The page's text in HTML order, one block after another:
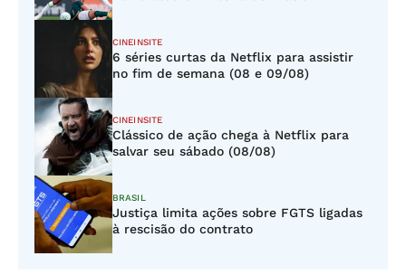
CINEINSITE
6 séries curtas da Netflix para assistir
no fim de semana (08 e 09/08)
CINEINSITE
Clássico de ação chega à Netflix para
salvar seu sábado (08/08)
BRASIL
Justiça limita ações sobre FGTS ligadas
à rescisão do contrato